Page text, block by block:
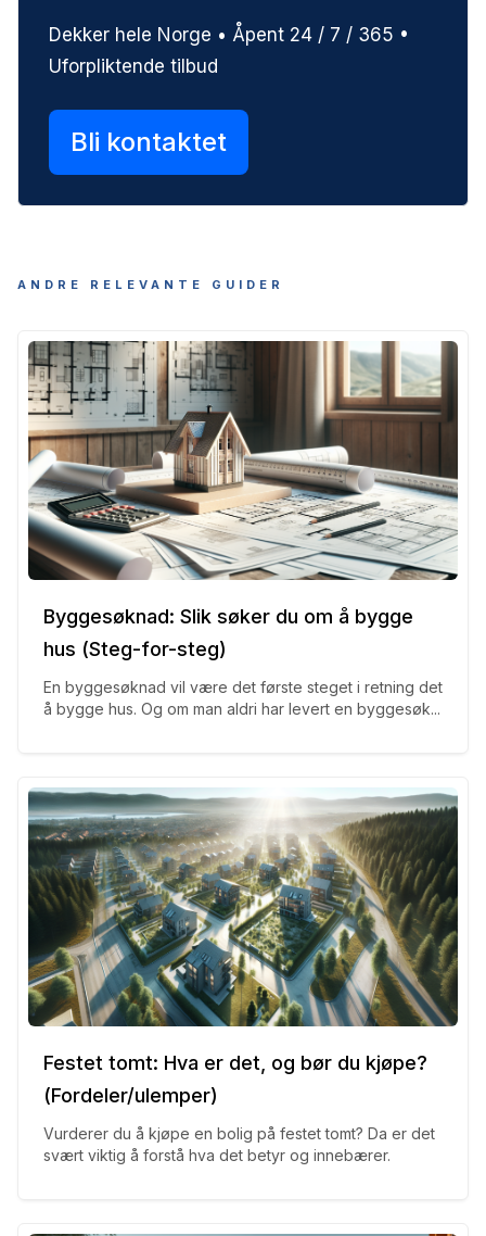
Dekker hele Norge • Åpent 24 / 7 / 365 •
Uforpliktende tilbud
Bli kontaktet
ANDRE RELEVANTE GUIDER
Byggesøknad: Slik søker du om å bygge
hus (Steg-for-steg)
En byggesøknad vil være det første steget i retning det
å bygge hus. Og om man aldri har levert en byggesøk...
Festet tomt: Hva er det, og bør du kjøpe?
(Fordeler/ulemper)
Vurderer du å kjøpe en bolig på festet tomt? Da er det
svært viktig å forstå hva det betyr og innebærer.